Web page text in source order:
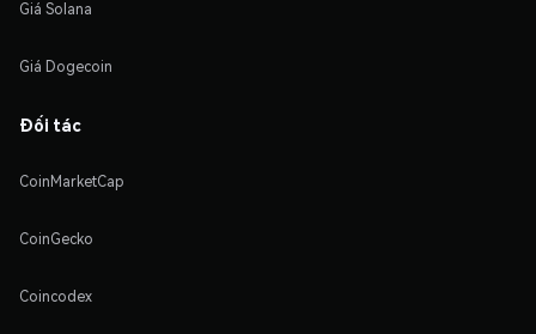
Giá Solana
Giá Dogecoin
Đối tác
CoinMarketCap
CoinGecko
Coincodex